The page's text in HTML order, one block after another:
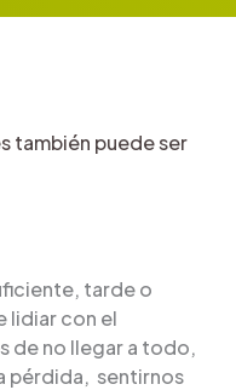
también puede ser
tarde o
lidiar con el
de no llegar a todo,
pérdida, sentirnos